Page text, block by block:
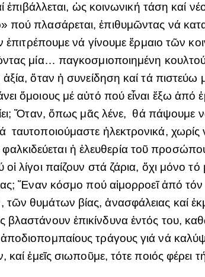
ὡς κοινωνική τάση καί νέο,
πού πλασάρεται, ἐπιθυμῶντας νά
ἐπιτρέπουμε νά γίνουμε ἕρμαιο τῶν
μία… παγκοσμιοποιημένη
ὅταν ἡ συνείδηση καί τά πιστεύω
ὅμοιους μέ αὐτό πού εἶναι ἔξω ἀπό
Ὅταν, ὅπως μᾶς λένε, θά πάψουμε
ἠλεκτρονικά, χωρίς
ἡ ἐλευθερία τοῦ προσώπου
λίγοι παίζουν στά ζάρια, ὄχι μόνο
Ἕναν κόσμο πού αἱμορροεῖ ἀπό
θυμάτων βίας, ἀνασφάλειας καί
ἐπικίνδυνα ἐντός του,
τράγους γιά νά
ἐμεῖς σιωποῦμε, τότε ποιός φέρει